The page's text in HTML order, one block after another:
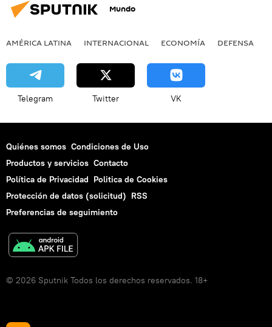
Mundo
AMÉRICA LATINA INTERNACIONAL ECONOMÍA DEFENSA
Telegram Twitter VK
Quiénes somos Condiciones de Uso
Productos y servicios Contacto
Política de Privacidad Politica de Cookies
Protección de datos (solicitud) RSS
Preferencias de seguimiento
© 2026 Sputnik Todos los derechos reservados. 18+